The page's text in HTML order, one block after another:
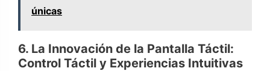
únicas
6. La Innovación de la Pantalla Táctil:
Control Táctil y Experiencias Intuitivas